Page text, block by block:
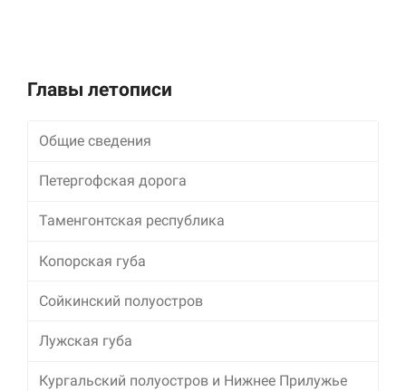
Главы летописи
Общие сведения
Петергофская дорога
Таменгонтская республика
Копорская губа
Сойкинский полуостров
Лужская губа
Кургальский полуостров и Нижнее Прилужье